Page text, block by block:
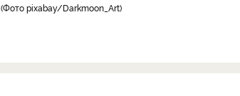
Фото pixabay/Darkmoon_Art